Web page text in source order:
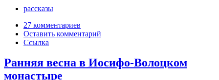
рассказы
27 комментариев
Оставить комментарий
Ссылка
Ранняя весна в Иосифо-Волоцком
монастыре